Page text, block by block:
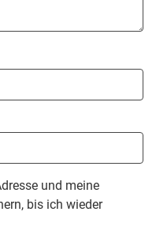
und meine
bis ich wieder